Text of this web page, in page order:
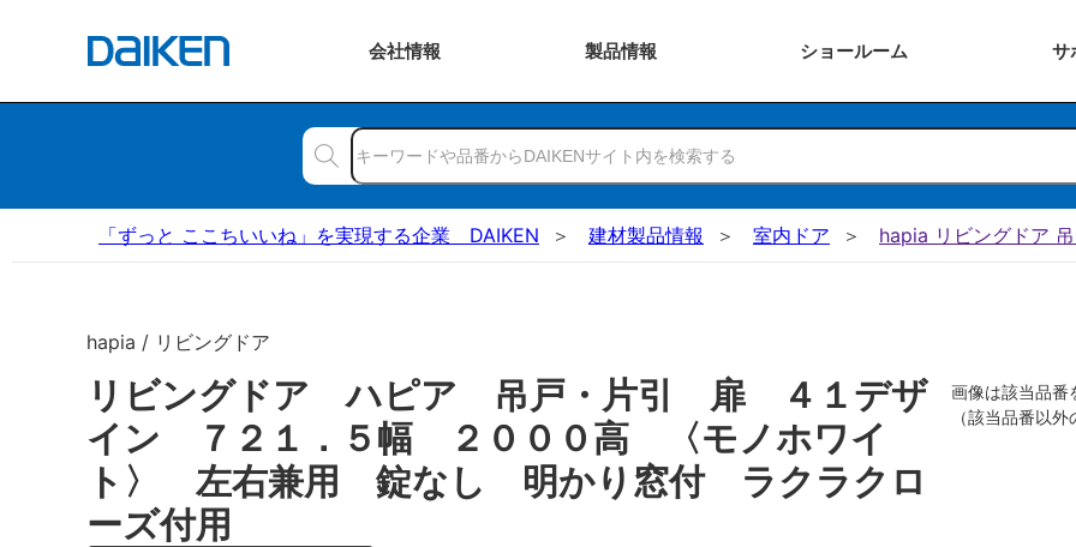
会社情報 製品情報 ショールーム サ
「ずっと ここちいいね」を実現する企業 DAIKEN 建材製品情報 室内ドア hapia リビングドア
hapia / リビングドア
リビングドア ハピア 吊戸・片引 扉 ４１デザ
イン ７２１．５幅 ２０００高 〈モノホワイ
ト〉 左右兼用 錠なし 明かり窓付 ラクラクロ
ーズ付用
画像は該当品番
（該当品番以